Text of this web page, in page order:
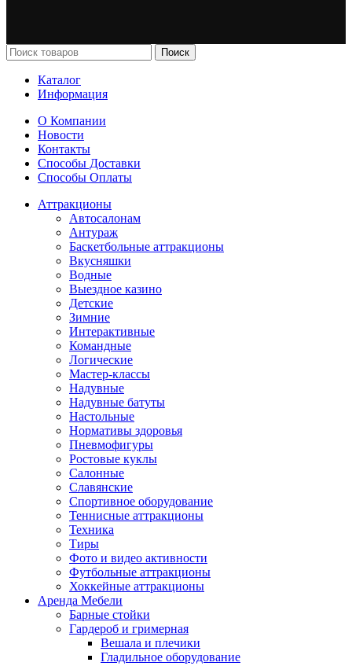
Поиск
Каталог
Информация
О Компании
Новости
Контакты
Способы Доставки
Способы Оплаты
Аттракционы
Автосалонам
Антураж
Баскетбольные аттракционы
Вкусняшки
Водные
Выездное казино
Детские
Зимние
Интерактивные
Командные
Логические
Мастер-классы
Надувные
Надувные батуты
Настольные
Нормативы здоровья
Пневмофигуры
Ростовые куклы
Салонные
Славянские
Спортивное оборудование
Теннисные аттракционы
Техника
Тиры
Фото и видео активности
Футбольные аттракционы
Хоккейные аттракционы
Аренда Мебели
Барные стойки
Гардероб и гримерная
Вешала и плечики
Гладильное оборудование